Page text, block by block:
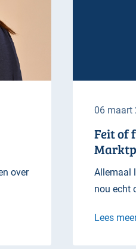
over
06 maart
Feit of
Allemaal
nou echt
Lees